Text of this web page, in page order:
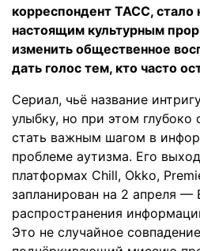
корреспондент ТАСС, стало
настоящим культурным
изменить общественное
дать голос тем, кто часто
Сериал, чьё название
улыбку, но при этом
стать важным шагом в
проблеме аутизма. Его
платформах Chill, Okko,
запланирован на 2 апреля —
распространения
Это не случайное